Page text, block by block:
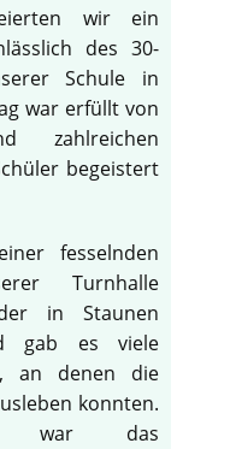
wir ein
des 30-
Schule in
war erfüllt von
zahlreichen
begeistert
fesselnden
Turnhalle
in Staunen
gab es viele
an denen die
konnten.
war das